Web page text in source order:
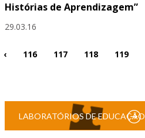
Histórias de Aprendizagem”
29.03.16
‹ 116 117 118 119
LABORATÓRIOS DE EDUCAÇÃO